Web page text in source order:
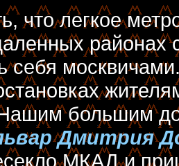
что легкое
районах
себя
большим
Дмитрия
МКАД и